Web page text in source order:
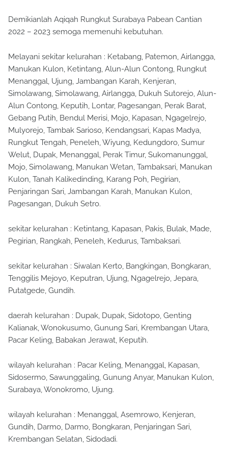
Demikianlah Aqiqah Rungkut Surabaya Pabean Cantian
2022 – 2023 semoga memenuhi kebutuhan.
Melayani sekitar kelurahan : Ketabang, Patemon, Airlangga,
Manukan Kulon, Ketintang, Alun-Alun Contong, Rungkut
Menanggal, Ujung, Jambangan Karah, Kenjeran,
Simolawang, Simolawang, Airlangga, Dukuh Sutorejo, Alun-
Alun Contong, Keputih, Lontar, Pagesangan, Perak Barat,
Gebang Putih, Bendul Merisi, Mojo, Kapasan, Ngagelrejo,
Mulyorejo, Tambak Sarioso, Kendangsari, Kapas Madya,
Rungkut Tengah, Peneleh, Wiyung, Kedungdoro, Sumur
Welut, Dupak, Menanggal, Perak Timur, Sukomanunggal,
Mojo, Simolawang, Manukan Wetan, Tambaksari, Manukan
Kulon, Tanah Kalikedinding, Karang Poh, Pegirian,
Penjaringan Sari, Jambangan Karah, Manukan Kulon,
Pagesangan, Dukuh Setro.
sekitar kelurahan : Ketintang, Kapasan, Pakis, Bulak, Made,
Pegirian, Rangkah, Peneleh, Kedurus, Tambaksari.
sekitar kelurahan : Siwalan Kerto, Bangkingan, Bongkaran,
Tenggilis Mejoyo, Keputran, Ujung, Ngagelrejo, Jepara,
Putatgede, Gundih.
daerah kelurahan : Dupak, Dupak, Sidotopo, Genting
Kalianak, Wonokusumo, Gunung Sari, Krembangan Utara,
Pacar Keling, Babakan Jerawat, Keputih.
wilayah kelurahan : Pacar Keling, Menanggal, Kapasan,
Sidosermo, Sawunggaling, Gunung Anyar, Manukan Kulon,
Surabaya, Wonokromo, Ujung.
wilayah kelurahan : Menanggal, Asemrowo, Kenjeran,
Gundih, Darmo, Darmo, Bongkaran, Penjaringan Sari,
Krembangan Selatan, Sidodadi.